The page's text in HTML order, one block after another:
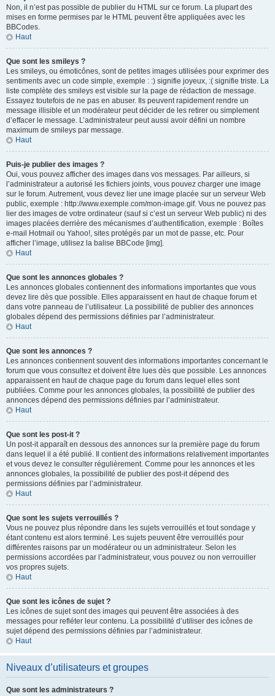
Non, il n’est pas possible de publier du HTML sur ce forum. La plupart des
mises en forme permises par le HTML peuvent être appliquées avec les
BBCodes.
Haut
Que sont les smileys ?
Les smileys, ou émoticônes, sont de petites images utilisées pour exprimer des
sentiments avec un code simple, exemple : :) signifie joyeux, :( signifie triste. La
liste complète des smileys est visible sur la page de rédaction de message.
Essayez toutefois de ne pas en abuser. Ils peuvent rapidement rendre un
message illisible et un modérateur peut décider de les retirer ou simplement
d’effacer le message. L’administrateur peut aussi avoir défini un nombre
maximum de smileys par message.
Haut
Puis-je publier des images ?
Oui, vous pouvez afficher des images dans vos messages. Par ailleurs, si
l’administrateur a autorisé les fichiers joints, vous pouvez charger une image
sur le forum. Autrement, vous devez lier une image placée sur un serveur Web
public, exemple : http://www.exemple.com/mon-image.gif. Vous ne pouvez pas
lier des images de votre ordinateur (sauf si c’est un serveur Web public) ni des
images placées derrière des mécanismes d’authentification, exemple : Boîtes
e-mail Hotmail ou Yahoo!, sites protégés par un mot de passe, etc. Pour
afficher l’image, utilisez la balise BBCode [img].
Haut
Que sont les annonces globales ?
Les annonces globales contiennent des informations importantes que vous
devez lire dès que possible. Elles apparaissent en haut de chaque forum et
dans votre panneau de l’utilisateur. La possibilité de publier des annonces
globales dépend des permissions définies par l’administrateur.
Haut
Que sont les annonces ?
Les annonces contiennent souvent des informations importantes concernant le
forum que vous consultez et doivent être lues dès que possible. Les annonces
apparaissent en haut de chaque page du forum dans lequel elles sont
publiées. Comme pour les annonces globales, la possibilité de publier des
annonces dépend des permissions définies par l’administrateur.
Haut
Que sont les post-it ?
Un post-it apparaît en dessous des annonces sur la première page du forum
dans lequel il a été publié. Il contient des informations relativement importantes
et vous devez le consulter régulièrement. Comme pour les annonces et les
annonces globales, la possibilité de publier des post-it dépend des
permissions définies par l’administrateur.
Haut
Que sont les sujets verrouillés ?
Vous ne pouvez plus répondre dans les sujets verrouillés et tout sondage y
étant contenu est alors terminé. Les sujets peuvent être verrouillés pour
différentes raisons par un modérateur ou un administrateur. Selon les
permissions accordées par l’administrateur, vous pouvez ou non verrouiller
vos propres sujets.
Haut
Que sont les icônes de sujet ?
Les icônes de sujet sont des images qui peuvent être associées à des
messages pour refléter leur contenu. La possibilité d’utiliser des icônes de
sujet dépend des permissions définies par l’administrateur.
Haut
Niveaux d’utilisateurs et groupes
Que sont les administrateurs ?